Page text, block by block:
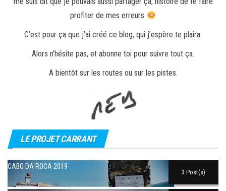
profiter de mes erreurs
C’est pour ça que j’ai créé ce blog, qui j’espère te plaira.
Alors n’hésite pas, et abonne toi pour suivre tout ça.
A bientôt sur les routes ou sur les pistes.
LE PROJET CARRANT
CABO DA ROCA 2019
3 Post(s)